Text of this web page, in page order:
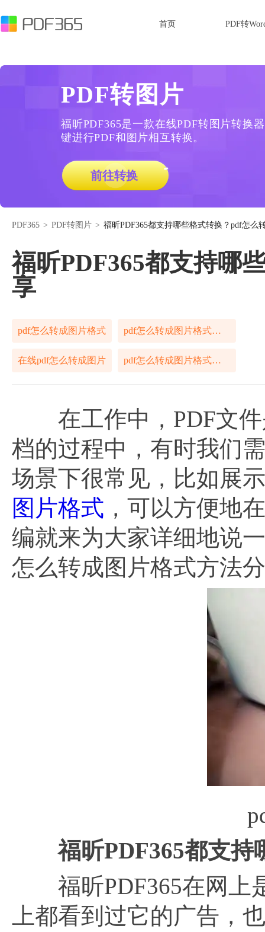
首页 PDF转
PDF转图片
福昕PDF365是一款在线PDF转图片转换
键进行PDF和图片相互转换。
前往转换
PDF365 > PDF转图片 > 福昕PDF365都支持哪些格式转换？pdf怎么
福昕PDF365都支持哪
享
pdf怎么转成图片格式 pdf怎么转成图片格式方法
在线pdf怎么转成图片 pdf怎么转成图片格式方法分享
在工作中，PDF文件
档的过程中，有时我们
场景下很常见，比如展
图片格式 ，可以方便地
编就来为大家详细地说
怎么转成图片格式方法
福昕PDF365都支持
福昕PDF365在网上
上都看到过它的广告，